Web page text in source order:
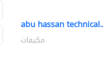
abu hassan technical..
مكيفات